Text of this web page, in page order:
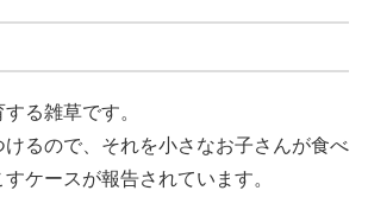
る雑草です。
るので、それを小さなお子さんが食べ
ケースが報告されています。